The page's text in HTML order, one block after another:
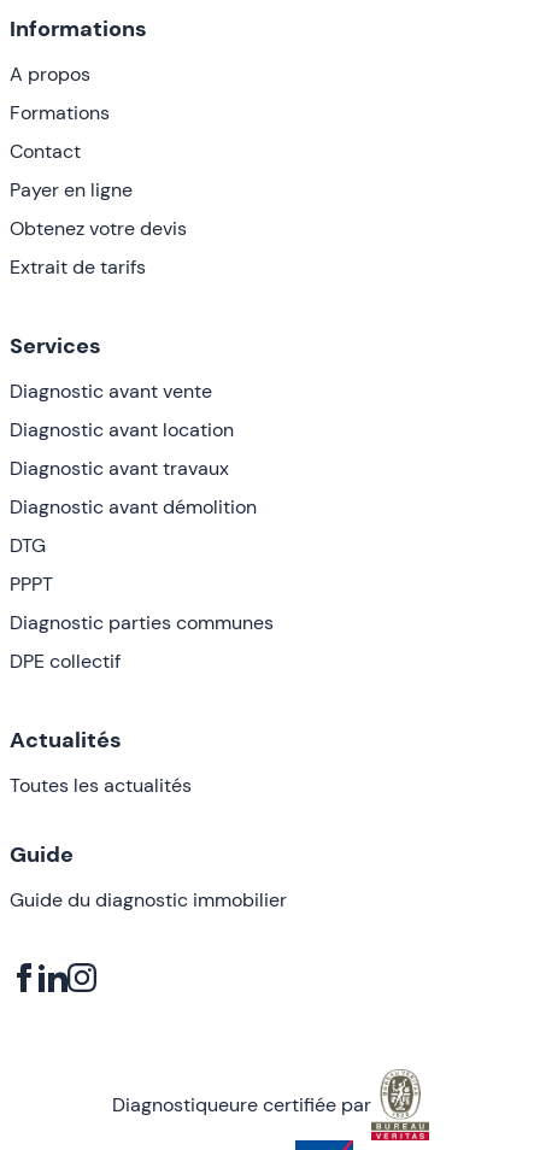
Informations
A propos
Formations
Contact
Payer en ligne
Obtenez votre devis
Extrait de tarifs
Services
Diagnostic avant vente
Diagnostic avant location
Diagnostic avant travaux
Diagnostic avant démolition
DTG
PPPT
Diagnostic parties communes
DPE collectif
Actualités
Toutes les actualités
Guide
Guide du diagnostic immobilier
Diagnostiqueure certifiée par